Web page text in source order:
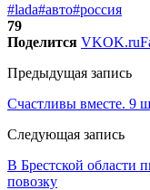
#lada#авто#россия
79
Поделится VKOK.ru
Предыдущая запись
Cчастливы вместе. 9
Следующая запись
В Брестской области
повозку